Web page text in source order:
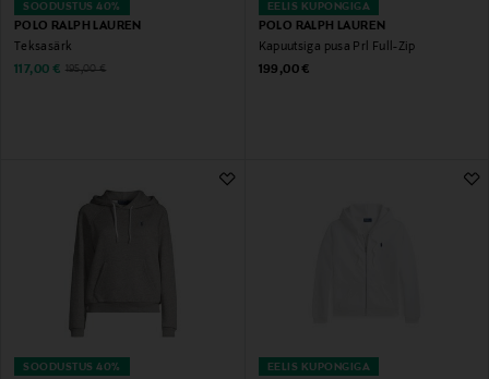
SOODUSTUS 40%
POLO RALPH LAUREN
Teksasärk
Discounted Price
117,00 € Original Price
195,00 €
EELIS KUPONGIGA
POLO RALPH LAUREN
Kapuutsiga pusa Prl Full-Zip
Original Price
199,00 €
SOODUSTUS 40% EELIS KUPONGIGA